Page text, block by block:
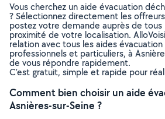
Vous cherchez un aide évacuation
? Sélectionnez directement les
postez votre demande auprès de tous
proximité de votre localisation.
relation avec tous les aides
professionnels et particuliers, à
de vous répondre rapidement.
C’est gratuit, simple et rapide pour
Comment bien choisir un aide
Asnières-sur-Seine ?